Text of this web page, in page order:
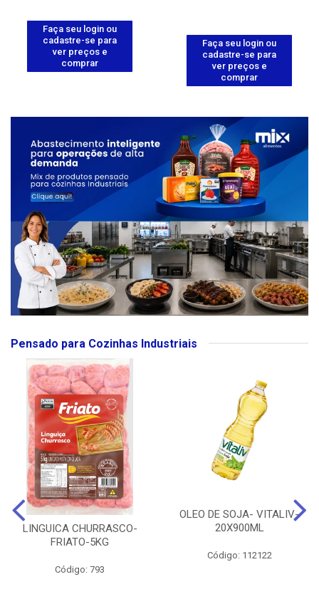
Faça seu login ou
cadastre-se para
ver preços e
comprar
Faça seu login ou
cadastre-se para
ver preços e
comprar
Pensado para Cozinhas Industriais
LINGUICA CHURRASCO-
FRIATO-5KG
Código: 793
OLEO DE SOJA- VITALIV-
20X900ML
Código: 112122